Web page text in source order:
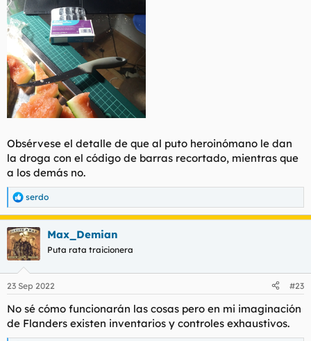
Obsérvese el detalle de que al puto heroinómano le dan
la droga con el código de barras recortado, mientras que
a los demás no.
R
e
a
c
c
i
e
:
serdo
Max_Demian
Puta rata traicionera
23 Sep 2022 #23
No sé cómo funcionarán las cosas pero en mi imaginación
de Flanders existen inventarios y controles exhaustivos.